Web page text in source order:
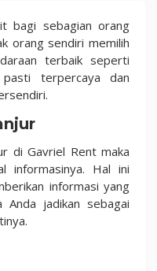
bagi sebagian orang
orang sendiri memilih
terbaik seperti
terpercaya dan
di Gavriel Rent maka
informasinya. Hal ini
informasi yang
jadikan sebagai